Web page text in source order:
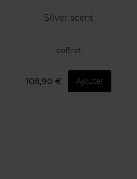
Silver scent
coffret
108,90 € Ajouter